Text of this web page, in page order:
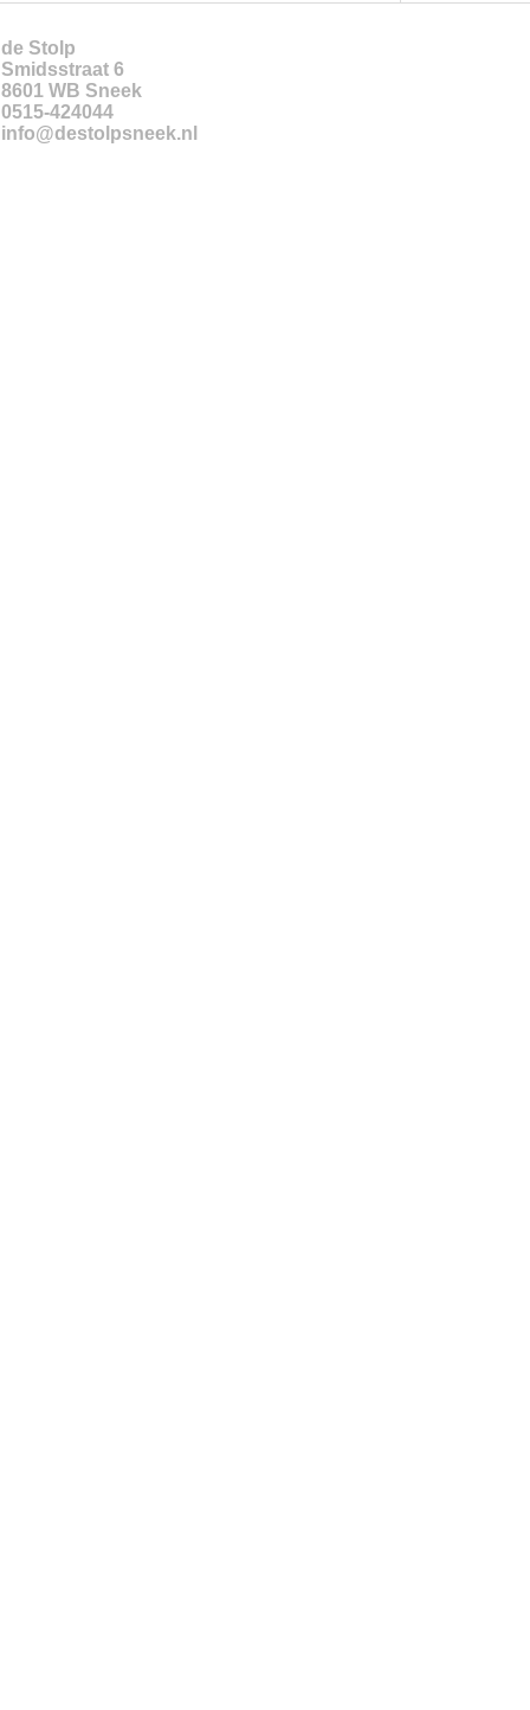
de Stolp
Smidsstraat 6
8601 WB Sneek
0515-424044
info@destolpsneek.nl